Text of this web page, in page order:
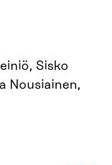
Sisko
Nousiainen,